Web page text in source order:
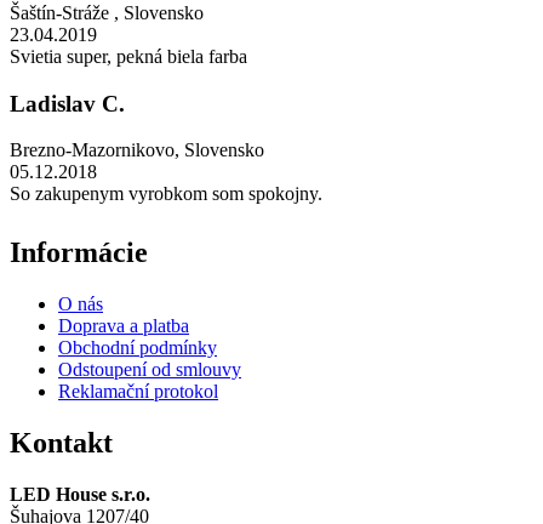
Šaštín-Stráže , Slovensko
23.04.2019
Svietia super, pekná biela farba
Ladislav C.
Brezno-Mazornikovo, Slovensko
05.12.2018
So zakupenym vyrobkom som spokojny.
Informácie
O nás
Doprava a platba
Obchodní podmínky
Odstoupení od smlouvy
Reklamační protokol
Kontakt
LED House s.r.o.
Šuhajova 1207/40